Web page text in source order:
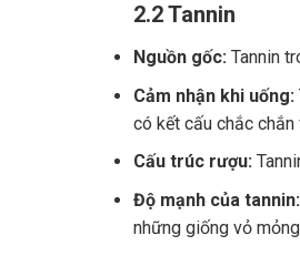
2.2 Tannin
Nguồn gốc:Tannin
Cảm nhận khi uống:
có kết cấu chắc
Cấu trúc rượu:
Độ mạnh của tannin:
những giống vỏ